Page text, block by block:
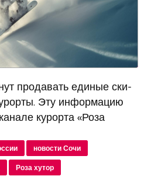
продавать единые ски-
Эту информацию
курорта «Роза
новости Сочи
Роза хутор